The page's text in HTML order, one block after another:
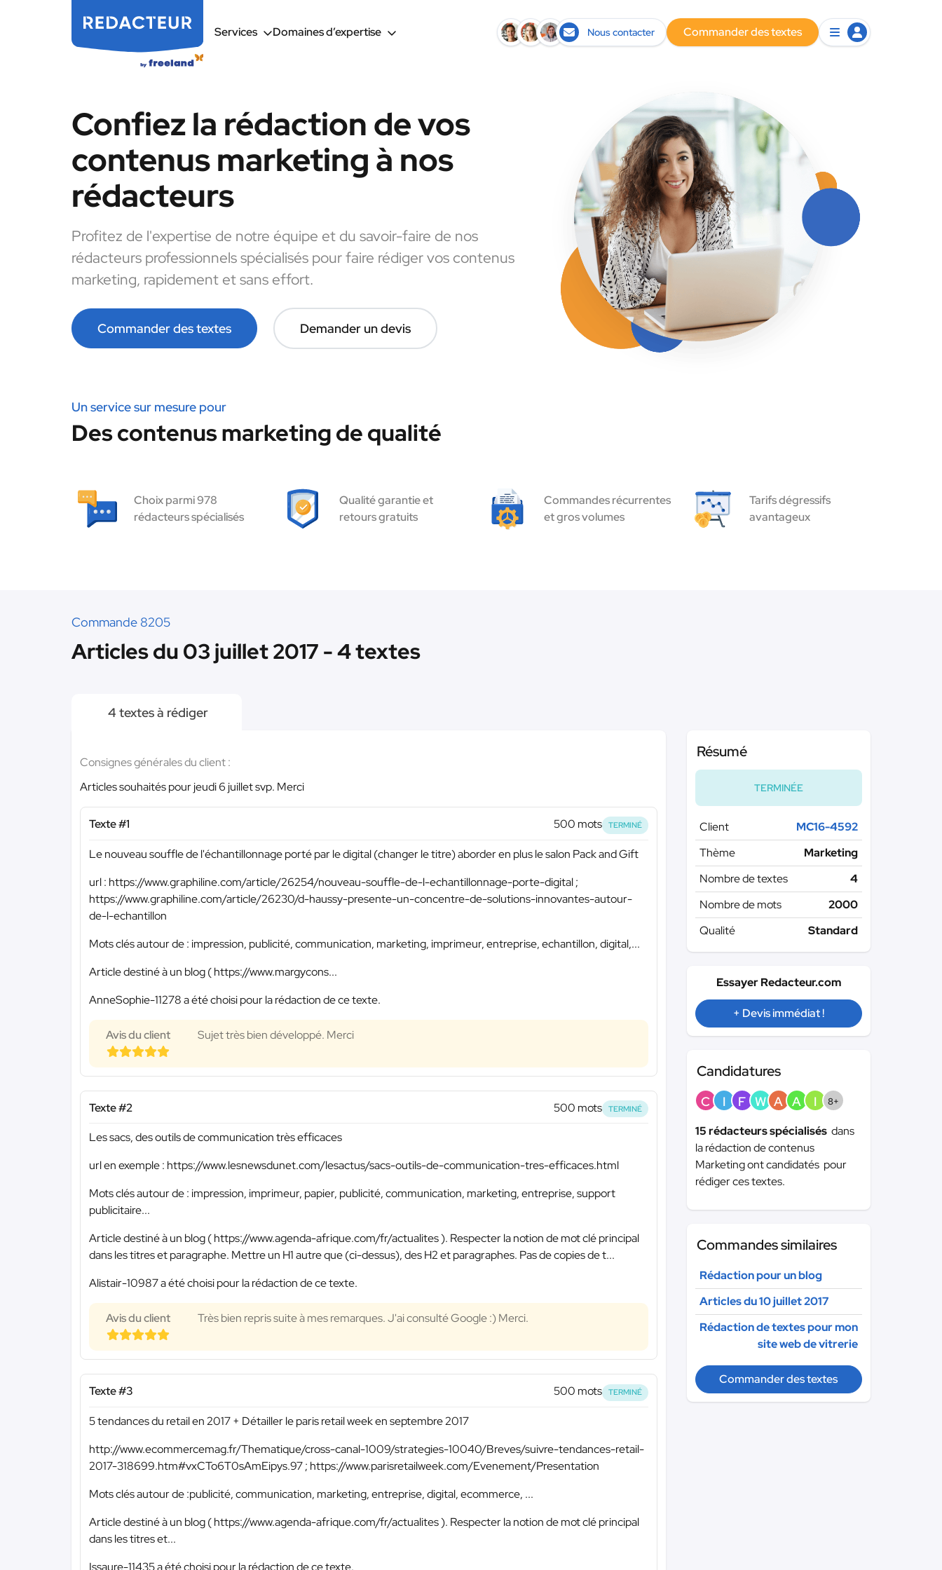
Services Domaines d’expertise Nous contacter Commander des textes
Confiez la rédaction de vos
contenus marketing à nos
rédacteurs
Profitez de l'expertise de notre équipe et du savoir-faire de nos
rédacteurs professionnels spécialisés pour faire rédiger vos contenus
marketing, rapidement et sans effort.
Commander des textes Demander un devis
Un service sur mesure pour
Des contenus marketing de qualité
Choix parmi 978
rédacteurs spécialisés
Qualité garantie et
retours gratuits
Commandes récurrentes
et gros volumes
Tarifs dégressifs
avantageux
Commande 8205
Articles du 03 juillet 2017 - 4 textes
4 textes à rédiger
Consignes générales du client :
Articles souhaités pour jeudi 6 juillet svp. Merci
Texte #1 500 mots TERMINÉ
Le nouveau souffle de l'échantillonnage porté par le digital (changer le titre) aborder en plus le salon Pack and Gift
url : https://www.graphiline.com/article/26254/nouveau-souffle-de-l-echantillonnage-porte-digital ;
https://www.graphiline.com/article/26230/d-haussy-presente-un-concentre-de-solutions-innovantes-autour-
de-l-echantillon
Mots clés autour de : impression, publicité, communication, marketing, imprimeur, entreprise, echantillon, digital,...
Article destiné à un blog ( https://www.margycons...
AnneSophie-11278 a été choisi pour la rédaction de ce texte.
Avis du client Sujet très bien développé. Merci
Texte #2 500 mots TERMINÉ
Les sacs, des outils de communication très efficaces
url en exemple : https://www.lesnewsdunet.com/lesactus/sacs-outils-de-communication-tres-efficaces.html
Mots clés autour de : impression, imprimeur, papier, publicité, communication, marketing, entreprise, support
publicitaire...
Article destiné à un blog ( https://www.agenda-afrique.com/fr/actualites ). Respecter la notion de mot clé principal
dans les titres et paragraphe. Mettre un H1 autre que (ci-dessus), des H2 et paragraphes. Pas de copies de t...
Alistair-10987 a été choisi pour la rédaction de ce texte.
Avis du client Très bien repris suite à mes remarques. J'ai consulté Google :) Merci.
Texte #3 500 mots TERMINÉ
5 tendances du retail en 2017 + Détailler le paris retail week en septembre 2017
http://www.ecommercemag.fr/Thematique/cross-canal-1009/strategies-10040/Breves/suivre-tendances-retail-
2017-318699.htm#vxCTo6T0sAmEipys.97 ; https://www.parisretailweek.com/Evenement/Presentation
Mots clés autour de :publicité, communication, marketing, entreprise, digital, ecommerce, ...
Article destiné à un blog ( https://www.agenda-afrique.com/fr/actualites ). Respecter la notion de mot clé principal
dans les titres et...
Issaure-11435 a été choisi pour la rédaction de ce texte.
Résumé
TERMINÉE
Client
MC16-4592
Thème
Marketing
Nombre de textes
4
Nombre de mots
2000
Qualité
Standard
Essayer Redacteur.com
+ Devis immédiat !
Candidatures
C I F W A A I 8+
15 rédacteurs spécialisés dans
la rédaction de contenus
Marketing ont candidatés pour
rédiger ces textes.
Commandes similaires
Rédaction pour un blog
Articles du 10 juillet 2017
Rédaction de textes pour mon
site web de vitrerie
Commander des textes